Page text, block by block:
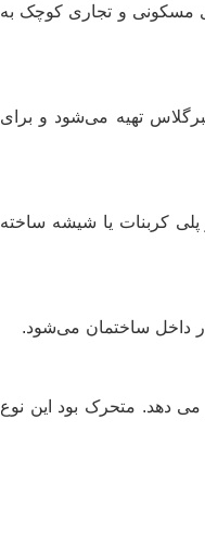
مسکونی و تجاری کوچک به
تهیه می‌شود و برای
کربنات یا شیشه ساخته
داخل ساختمان می‌شود.
دهد. متحرک بود این نوع